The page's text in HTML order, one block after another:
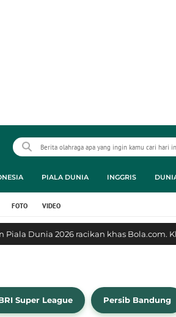
PIALA DUNIA INGGRIS
FOTO VIDEO
Dunia 2026 racikan khas Bola.com.
Super League Persib Bandung